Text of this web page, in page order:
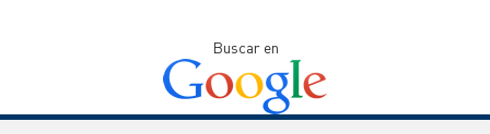
Buscar en